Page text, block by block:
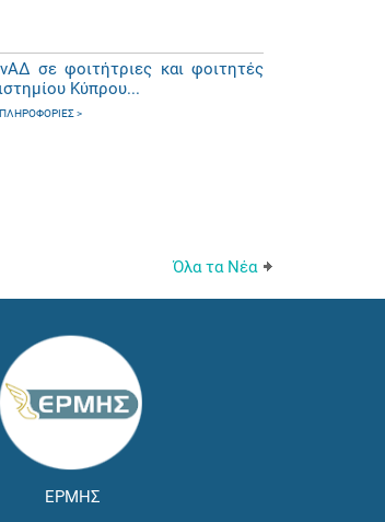
σε φοιτήτριες και φοιτητές
Κύπρου...
Όλα τα Νέα
ΕΡΜΗΣ